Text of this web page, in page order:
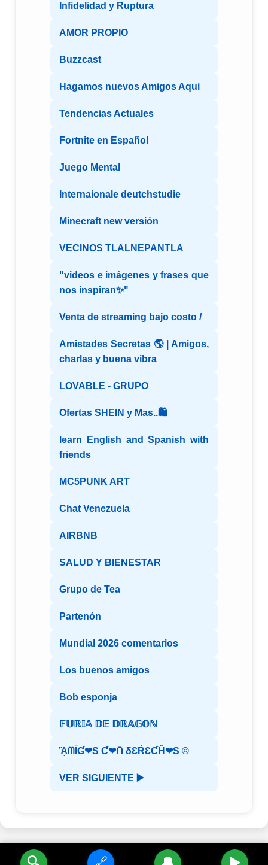
Infidelidad y Ruptura
AMOR PROPIO
Buzzcast
Hagamos nuevos Amigos Aqui
Tendencias Actuales
Fortnite en Español
Juego Mental
Internaionale deutchstudie
Minecraft new versión
VECINOS TLALNEPANTLA
"videos e imágenes y frases que
nos inspiran✨"
Venta de streaming bajo costo /
Amistades Secretas 🌎 | Amigos,
charlas y buena vibra
LOVABLE - GRUPO
Ofertas SHEIN y Mas..🛍️
learn English and Spanish with
friends
MC5PUNK ART
Chat Venezuela
AIRBNB
SALUD Y BIENESTAR
Grupo de Tea
Partenón
Mundial 2026 comentarios
Los buenos amigos
Bob esponja
𝔽𝕌ℝ𝕀𝔸 𝔻𝔼 𝔻ℝ𝔸𝔾𝕆ℕ
ᾋᗰĪƓ❤S Ƈ❤ᑎ δƐŔƐƇĤ❤S ©️
VER SIGUIENTE ▶️